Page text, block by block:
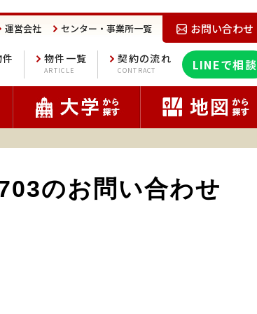
お問い合わせ
センター・事業所一覧
運営会社
LINEで相談
契約の流れ
CONTRACT
物件一覧
ARTICLE
のお問い合わせ